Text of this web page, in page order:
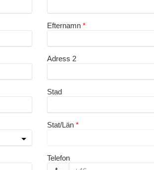
Efternamn
Adress 2
Stad
Stat/Län
Telefon